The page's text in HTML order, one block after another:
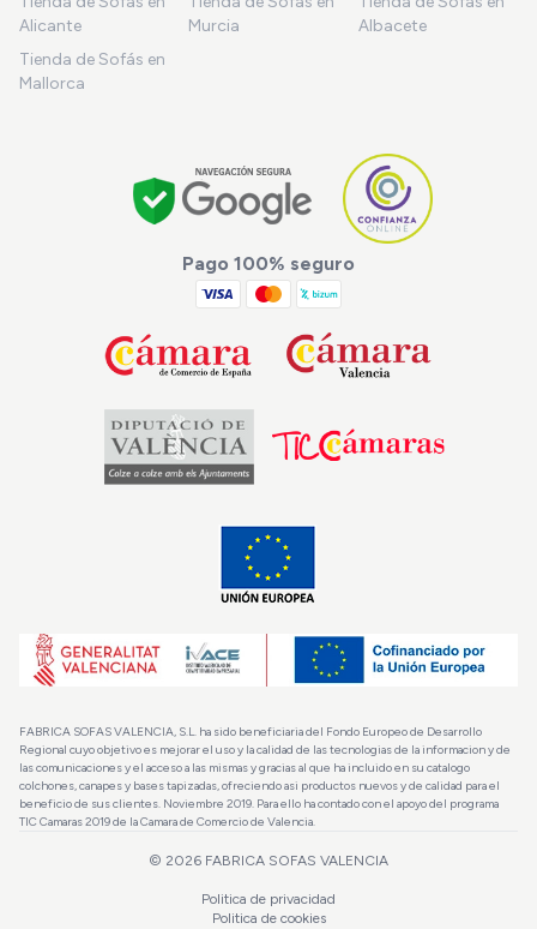
Alicante
Murcia
Albacete
Tienda de Sofás en
Mallorca
Pago 100% seguro
FABRICA SOFAS VALENCIA, S.L. ha sido beneficiaria del Fondo Europeo de Desarrollo
Regional cuyo objetivo es mejorar el uso y la calidad de las tecnologias de la informacion y de
las comunicaciones y el acceso a las mismas y gracias al que ha incluido en su catalogo
colchones, canapes y bases tapizadas, ofreciendo asi productos nuevos y de calidad para el
beneficio de sus clientes. Noviembre 2019. Para ello ha contado con el apoyo del programa
TIC Camaras 2019 de la Camara de Comercio de Valencia.
© 2026 FABRICA SOFAS VALENCIA
Politica de privacidad
Politica de cookies